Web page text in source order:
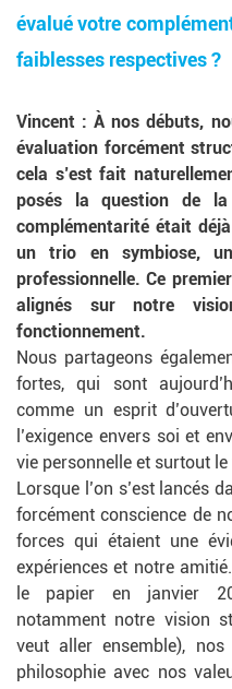
évalué votre
faiblesses respectives ?
Vincent : À nos débuts,
évaluation forcément
cela s’est fait
posés la question de
complémentarité était
un trio en symbiose,
professionnelle. Ce
alignés sur notre
fonctionnement.
Nous partageons
fortes, qui sont
comme un esprit
l’exigence envers soi et
vie personnelle et surtout le
Lorsque l’on s’est lancés
forcément conscience de
forces qui étaient une
expériences et notre
le papier en janvier
notamment notre vision
veut aller ensemble),
philosophie avec nos